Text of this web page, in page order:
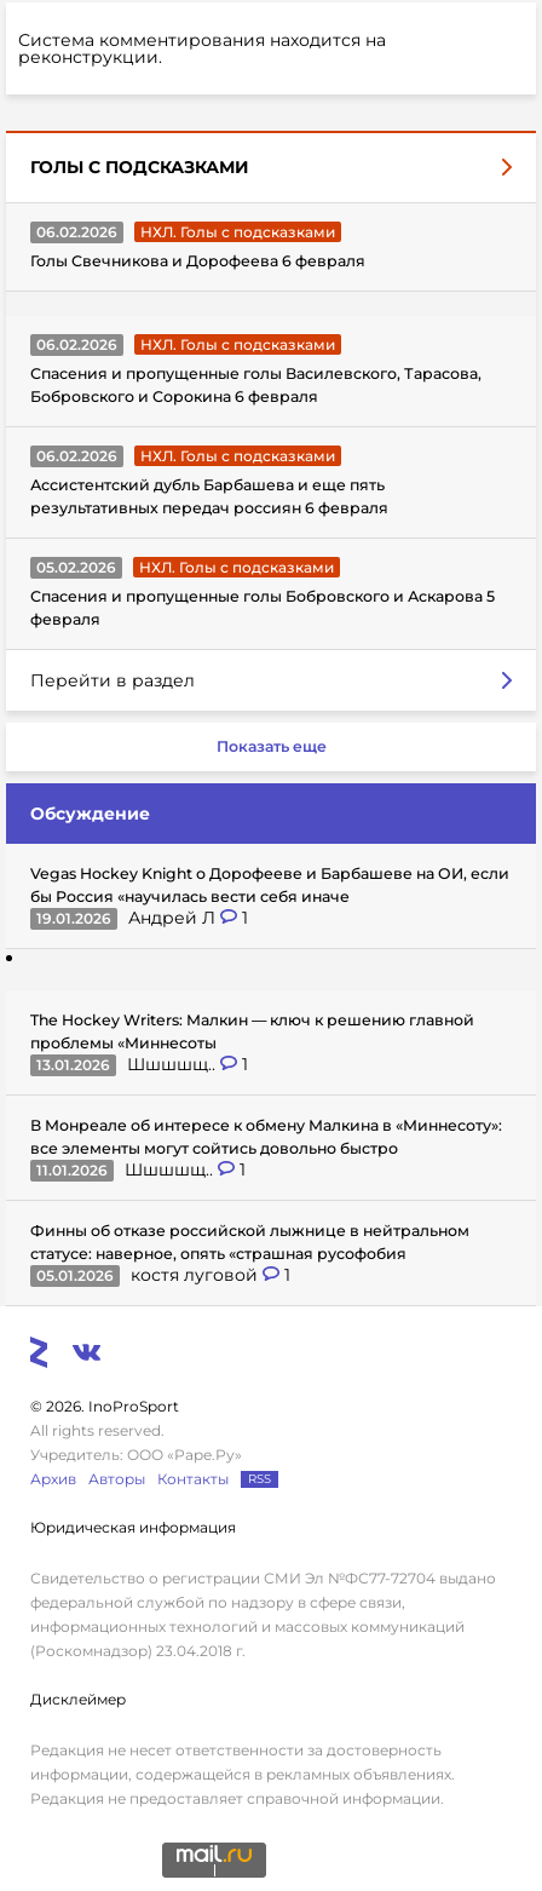
Система комментирования находится на
реконструкции.
ГОЛЫ С ПОДСКАЗКАМИ
06.02.2026
НХЛ. Голы с подсказками
Голы Свечникова и Дорофеева 6 февраля
06.02.2026
НХЛ. Голы с подсказками
Спасения и пропущенные голы Василевского, Тарасова,
Бобровского и Сорокина 6 февраля
06.02.2026
НХЛ. Голы с подсказками
Ассистентский дубль Барбашева и еще пять
результативных передач россиян 6 февраля
05.02.2026
НХЛ. Голы с подсказками
Спасения и пропущенные голы Бобровского и Аскарова 5
февраля
Перейти в раздел
Показать еще
Обсуждение
Vegas Hockey Knight о Дорофееве и Барбашеве на ОИ, если
бы Россия «научилась вести себя иначе
19.01.2026
Андрей Л 1
The Hockey Writers: Малкин — ключ к решению главной
проблемы «Миннесоты
13.01.2026
Шшшшщ.. 1
В Монреале об интересе к обмену Малкина в «Миннесоту»:
все элементы могут сойтись довольно быстро
11.01.2026
Шшшшщ.. 1
Финны об отказе российской лыжнице в нейтральном
статусе: наверное, опять «страшная русофобия
05.01.2026
костя луговой 1
© 2026. InoProSport
All rights reserved.
Учредитель: ООО «Раре.Ру»
Архив
Авторы Контакты RSS
Юридическая информация
Свидетельство о регистрации СМИ Эл №ФС77-72704 выдано
федеральной службой по надзору в сфере связи,
информационных технологий и массовых коммуникаций
(Роскомнадзор) 23.04.2018 г.
Дисклеймер
Редакция не несет ответственности за достоверность
информации, содержащейся в рекламных объявлениях.
Редакция не предоставляет справочной информации.